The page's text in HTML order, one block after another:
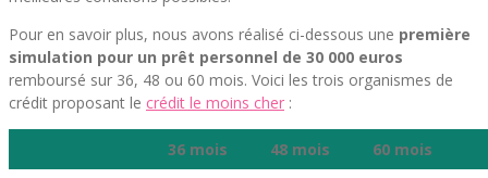
Pour en savoir plus, nous avons réalisé ci-dessous une première
simulation pour un prêt personnel de 30 000 euros
remboursé sur 36, 48 ou 60 mois. Voici les trois organismes de
crédit proposant le crédit le moins cher :
36 mois 48 mois
60 mois